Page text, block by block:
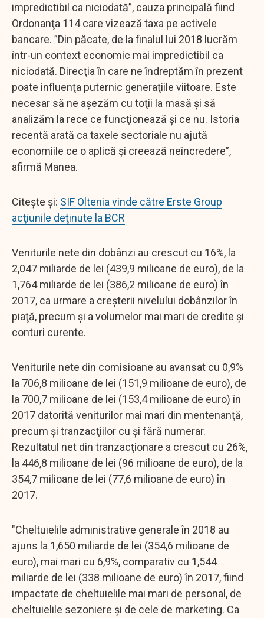
impredictibil ca niciodată”, cauza principală fiind
Ordonanţa 114 care vizează taxa pe activele
bancare. ”Din păcate, de la finalul lui 2018 lucrăm
într-un context economic mai impredictibil ca
niciodată. Direcţia în care ne îndreptăm în prezent
poate influenţa puternic generaţiile viitoare. Este
necesar să ne aşezăm cu toţii la masă şi să
analizăm la rece ce funcţionează şi ce nu. Istoria
recentă arată ca taxele sectoriale nu ajută
economiile ce o aplică şi creează neîncredere”,
afirmă Manea.
Citește și: SIF Oltenia vinde către Erste Group
acţiunile deţinute la BCR
Veniturile nete din dobânzi au crescut cu 16%, la
2,047 miliarde de lei (439,9 milioane de euro), de la
1,764 miliarde de lei (386,2 milioane de euro) în
2017, ca urmare a creşterii nivelului dobânzilor în
piaţă, precum şi a volumelor mai mari de credite şi
conturi curente.
Veniturile nete din comisioane au avansat cu 0,9%
la 706,8 milioane de lei (151,9 milioane de euro), de
la 700,7 milioane de lei (153,4 milioane de euro) în
2017 datorită veniturilor mai mari din mentenanţă,
precum şi tranzacţiilor cu şi fără numerar.
Rezultatul net din tranzacţionare a crescut cu 26%,
la 446,8 milioane de lei (96 milioane de euro), de la
354,7 milioane de lei (77,6 milioane de euro) în
2017.
"Cheltuielile administrative generale în 2018 au
ajuns la 1,650 miliarde de lei (354,6 milioane de
euro), mai mari cu 6,9%, comparativ cu 1,544
miliarde de lei (338 milioane de euro) în 2017, fiind
impactate de cheltuielile mai mari de personal, de
cheltuielile sezoniere şi de cele de marketing. Ca